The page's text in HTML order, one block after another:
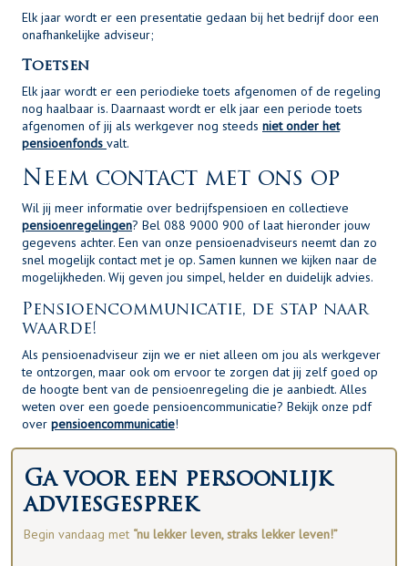
Elk jaar wordt er een presentatie gedaan bij het bedrijf door een
onafhankelijke adviseur;
Toetsen
Elk jaar wordt er een periodieke toets afgenomen of de regeling
nog haalbaar is. Daarnaast wordt er elk jaar een periode toets
afgenomen of jij als werkgever nog steeds niet onder het
pensioenfonds valt.
Neem contact met ons op
Wil jij meer informatie over bedrijfspensioen en collectieve
pensioenregelingen? Bel 088 9000 900 of laat hieronder jouw
gegevens achter. Een van onze pensioenadviseurs neemt dan zo
snel mogelijk contact met je op. Samen kunnen we kijken naar de
mogelijkheden. Wij geven jou simpel, helder en duidelijk advies.
Pensioencommunicatie, de stap naar
waarde!
Als pensioenadviseur zijn we er niet alleen om jou als werkgever
te ontzorgen, maar ook om ervoor te zorgen dat jij zelf goed op
de hoogte bent van de pensioenregeling die je aanbiedt. Alles
weten over een goede pensioencommunicatie? Bekijk onze pdf
over pensioencommunicatie!
Ga voor een persoonlijk
adviesgesprek
Begin vandaag met “nu lekker leven, straks lekker leven!”